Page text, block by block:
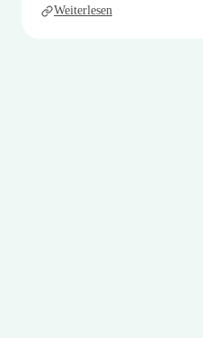
Weiterlesen